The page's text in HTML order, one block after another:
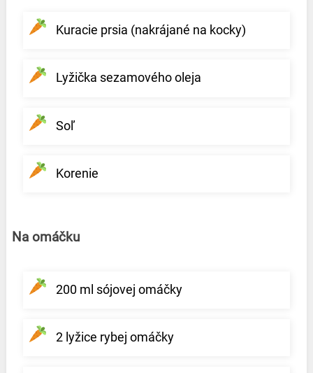
Kuracie prsia (nakrájané na kocky)
Lyžička sezamového oleja
Soľ
Korenie
Na omáčku
200 ml sójovej omáčky
2 lyžice rybej omáčky